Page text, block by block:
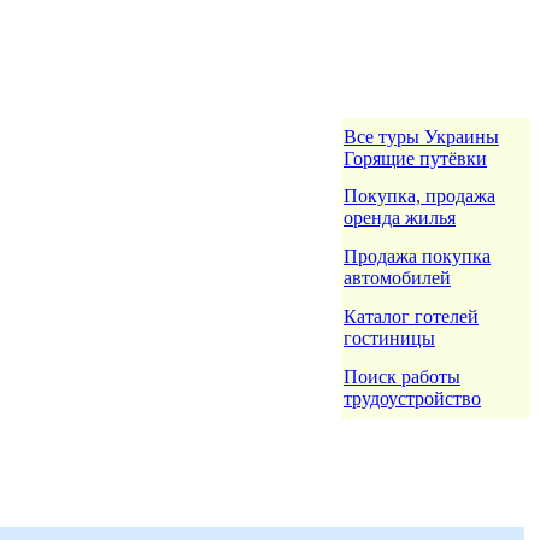
Все туры Украины
Горящие путёвки
Покупка, продажа
оренда жилья
Продажа покупка
автомобилей
Каталог готелей
гостиницы
Поиск работы
трудоустройство